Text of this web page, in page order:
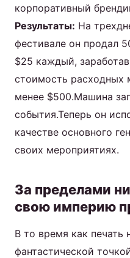
корпоративный
Результаты: На
фестивале он продал
$25 каждый,
стоимость расходных
менее $500.Машина
события.Теперь он
качестве основного
своих мероприятиях.
За пределами
свою империю
В то время как печать
фантастической